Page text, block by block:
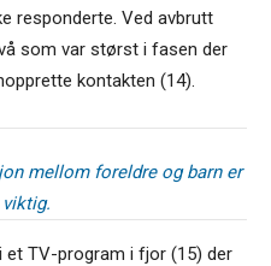
responderte. Ved avbrutt
som var størst i fasen der
kontakten (14).
mellom foreldre og barn er
et TV-program i fjor (15) der